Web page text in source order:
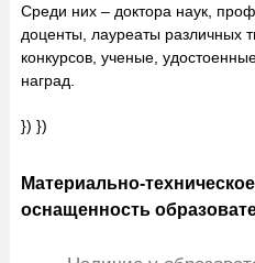
Среди них – доктора наук,
доценты, лауреаты различных
конкурсов, ученые,
наград.
}) })
Материально-
оснащенность